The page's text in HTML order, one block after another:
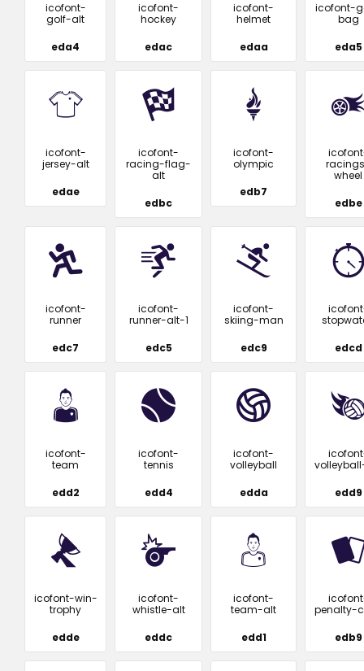
icofont-
golf-alt
eda4
icofont-
hockey
edac
icofont-
helmet
edaa
icofont-
bag
eda5
icofont-
jersey-alt
edae
icofont-
racing-flag-
alt
edbc
icofont-
olympic
edb7
wheel
edbe
icofont-
runner
edc7
icofont-
runner-alt-1
edc5
icofont-
skiing-man
edc9
edcd
icofont-
team
edd2
icofont-
tennis
edd4
icofont-
volleyball
edda
edd9
icofont-win-
trophy
edde
icofont-
whistle-alt
eddc
icofont-
team-alt
edd1
penalty-
edb9